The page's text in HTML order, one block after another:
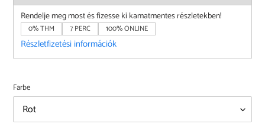
Rendelje meg most és fizesse ki kamatmentes részletekben!
0% THM 7 PERC 100% ONLINE
Részletfizetési információk
Farbe